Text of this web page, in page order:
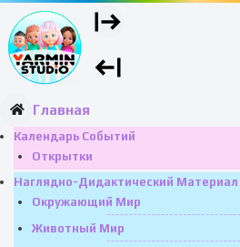
Главная
Календарь Событий
Открытки
Наглядно-Дидактический Материал
Окружающий Мир
Животный Мир